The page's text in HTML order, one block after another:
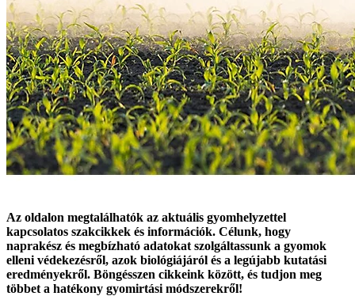
Az oldalon megtalálhatók az aktuális gyomhelyzettel
kapcsolatos szakcikkek és információk. Célunk, hogy
naprakész és megbízható adatokat szolgáltassunk a gyomok
elleni védekezésről, azok biológiájáról és a legújabb kutatási
eredményekről. Böngésszen cikkeink között, és tudjon meg
többet a hatékony gyomirtási módszerekről!